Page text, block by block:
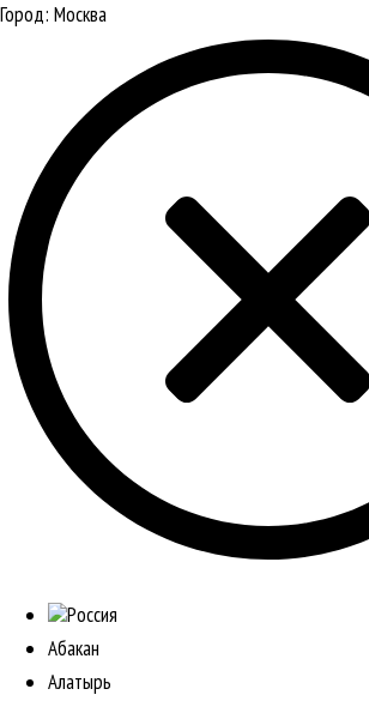
Город: Москва
Россия
Абакан
Алатырь